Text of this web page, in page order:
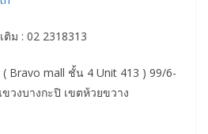
ม : 02 2318313
Bravo mall ชั้น 4 Unit 413 ) 99/6-
วงบางกะปิ เขตห้วยขวาง